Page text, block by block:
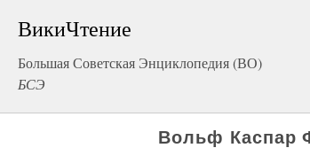
ВикиЧтение
Большая Советская Энциклопедия (ВО)
БСЭ
Вольф Каспар